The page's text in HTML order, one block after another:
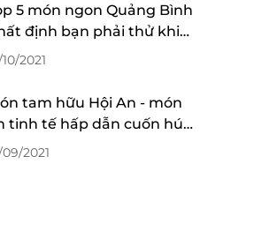
5 món ngon Quảng Bình
định bạn phải thử khi
du lịch
10/2021
tam hữu Hội An - món
tinh tế hấp dẫn cuốn hút
09/2021